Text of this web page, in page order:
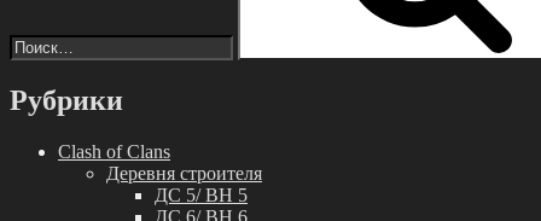
Рубрики
Clash of Clans
Деревня строителя
ДС 5/ BH 5
ДС 6/ BH 6